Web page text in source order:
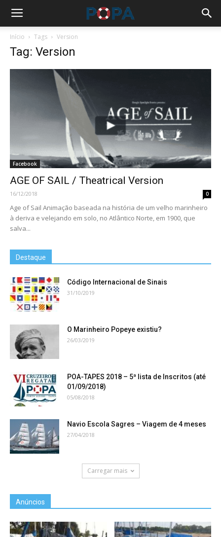
Início Tags Version
Tag: Version
Facebook
AGE OF SAIL / Theatrical Version
16/12/2018 0
Age of Sail Animação baseada na história de um velho marinheiro
à deriva e velejando em solo, no Atlântico Norte, em 1900, que
salva...
Destaque
Código Internacional de Sinais
31/10/2019
O Marinheiro Popeye existiu?
26/03/2019
POA-TAPES 2018 – 5ª lista de Inscritos (até
01/09/2018)
05/08/2018
Navio Escola Sagres – Viagem de 4 meses
27/04/2018
Carregar mais
Anúncios